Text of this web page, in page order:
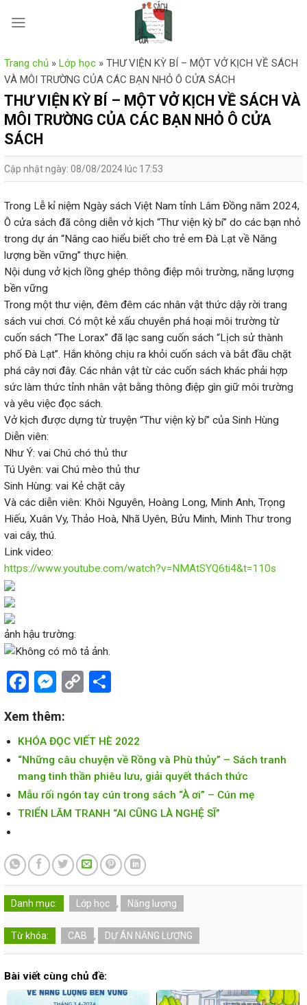
Trang chủ » Lớp học » THƯ VIỆN KỲ BÍ – MỘT VỞ KỊCH VỀ SÁCH
VÀ MÔI TRƯỜNG CỦA CÁC BẠN NHỎ Ô CỬA SÁCH
THƯ VIỆN KỲ BÍ – MỘT VỞ KỊCH VỀ SÁCH VÀ
MÔI TRƯỜNG CỦA CÁC BẠN NHỎ Ô CỬA
SÁCH
Cập nhật ngày: 08/08/2024 lúc 17:53
Trong Lễ kỉ niệm Ngày sách Việt Nam tỉnh Lâm Đồng năm 2024,
Ô cửa sách đã công diễn vở kịch “Thư viện kỳ bí” do các bạn nhỏ
trong dự án “Nâng cao hiểu biết cho trẻ em Đà Lạt về Năng
lượng bền vững” thực hiện.
Nội dung vở kịch lồng ghép thông điệp môi trường, năng lượng
bền vững
Trong một thư viện, đêm đêm các nhân vật thức dậy rời trang
sách vui chơi. Có một kẻ xấu chuyên phá hoại môi trường từ
cuốn sách “The Lorax” đã lạc sang cuốn sách “Lịch sử thành
phố Đà Lạt”. Hắn không chịu ra khỏi cuốn sách và bắt đầu chặt
phá cây nơi đây. Các nhân vật từ các cuốn sách khác phải hợp
sức làm thức tỉnh nhân vật bằng thông điệp gìn giữ môi trường
và yêu việc đọc sách.
Vở kịch được dựng từ truyện “Thư viện kỳ bí” của Sinh Hùng
Diễn viên:
Như Ý: vai Chú chó thủ thư
Tú Uyên: vai Chú mèo thủ thư
Sinh Hùng: vai Kẻ chặt cây
Và các diễn viên: Khôi Nguyên, Hoàng Long, Minh Anh, Trọng
Hiếu, Xuân Vy, Thảo Hoà, Nhã Uyên, Bửu Minh, Minh Thư trong
vai cây, thú.
Link video:
https://www.youtube.com/watch?v=NMAtSYQ6ti4&t=110s
ảnh hậu trường:
Facebook
Messenger
Copy
Xem thêm:
KHÓA ĐỌC VIẾT HÈ 2022
“Những câu chuyện về Rồng và Phù thủy” – Sách tranh
mang tinh thần phiêu lưu, giải quyết thách thức
Mẫu rối ngón tay cún trong sách “À ơi” – Cún mẹ
TRIỂN LÃM TRANH “AI CŨNG LÀ NGHỆ SĨ”
Danh mục: Lớp học , Năng lượng
Từ khóa: CAB , DỰ ÁN NĂNG LƯỢNG
Bài viết cùng chủ đề: